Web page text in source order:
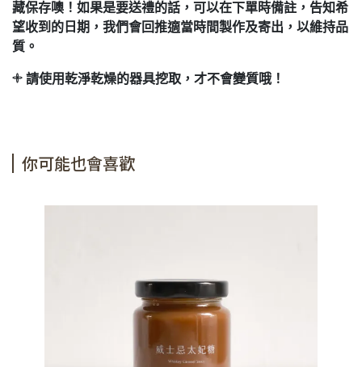
藏保存噢！如果是要送禮的話，可以在下單時備註，告知希
望收到的日期，我們會回推適當時間製作及寄出，以維持品
質。
𓇬 請使用乾淨乾燥的器具挖取，才不會變質哦！
你可能也會喜歡